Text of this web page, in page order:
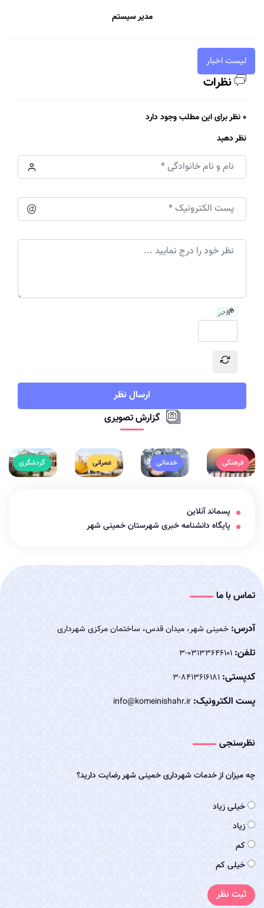
مدیر سیستم
لیست اخبار
نظرات
0 نظر برای این مطلب وجود دارد
نظر دهید
ارسال نظر
گزارش تصویری
فرهنگی خدماتی عمرانی گردشگری
پسماند آنلاین
پایگاه دانشنامه خبری شهرستان خمینی شهر
تماس با ما
آدرس: خمینی شهر، میدان قدس، ساختمان مرکزی شهرداری
تلفن: 03133646101-3
کدپستی: 8413616181-3
پست الکترونیک: info@komeinishahr.ir
نظرسنجی
چه میزان از خدمات شهرداری خمینی شهر رضایت دارید؟
خیلی زیاد
زیاد
کم
خیلی کم
ثبت نظر